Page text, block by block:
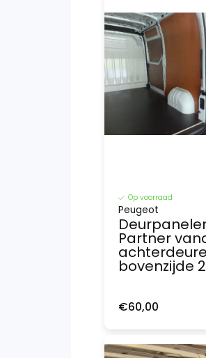
Op voorraad
Peugeot
Partner
bovenzijde
€60,00